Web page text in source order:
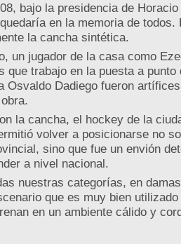
bajo la presidencia de
en la memoria de todos.
la cancha sintética.
un jugador de la casa como
que trabajo en la puesta a
Osvaldo Dadiego fueron
la cancha, el hockey de la
volver a posicionarse no
sino que fue un envión
a nivel nacional.
nuestras categorías, en
que es muy bien
en un ambiente cálido y